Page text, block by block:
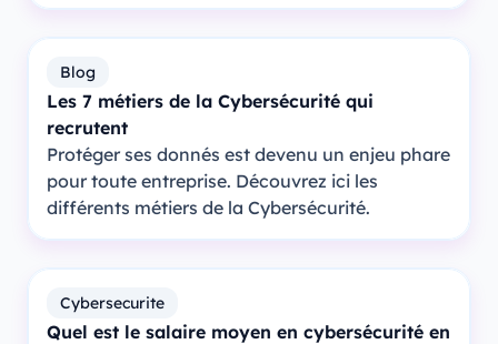
Blog
Les 7 métiers de la Cybersécurité qui
recrutent
Protéger ses donnés est devenu un enjeu phare
pour toute entreprise. Découvrez ici les
différents métiers de la Cybersécurité.
Cybersecurite
Quel est le salaire moyen en cybersécurité en